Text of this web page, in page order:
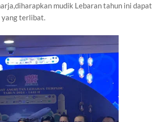
mudik Lebaran tahun ini dapat
terlibat.